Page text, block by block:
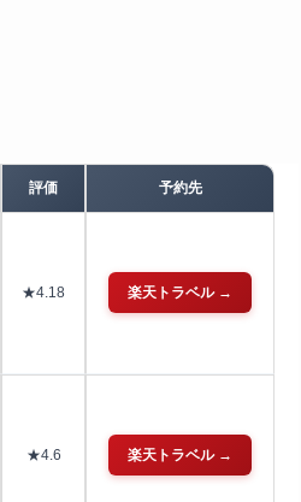
評価 予約先
★4.18 楽天トラベル →
★4.6 楽天トラベル →